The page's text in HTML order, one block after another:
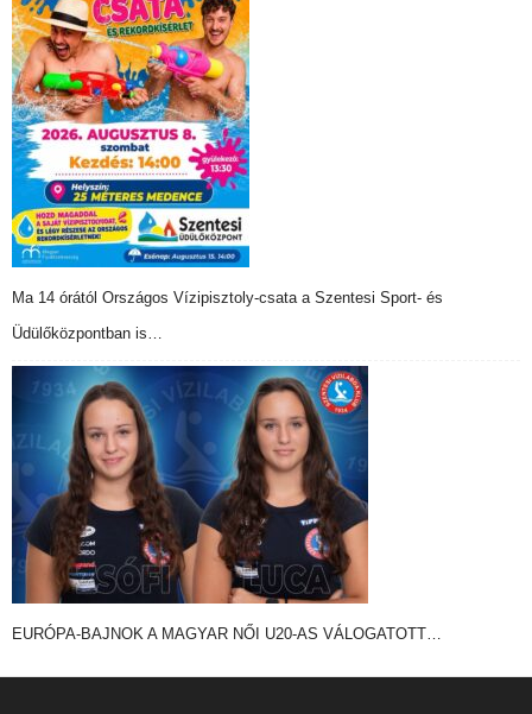
Ma 14 órától Országos Vízipisztoly-csata a Szentesi Sport- és
Üdülőközpontban is…
EURÓPA-BAJNOK A MAGYAR NŐI U20-AS VÁLOGATOTT…